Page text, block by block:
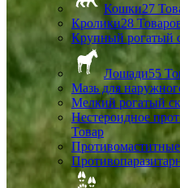
Кошки27
Кролики28
Крупный рогатый
Лошади55
Мазь для
Мелкий рогатый
Нестероидное
Товар